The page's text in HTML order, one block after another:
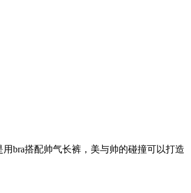
bra搭配帅气长裤，美与帅的碰撞可以打造